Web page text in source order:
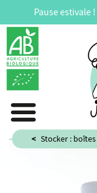
Pause estivale
Stocker :